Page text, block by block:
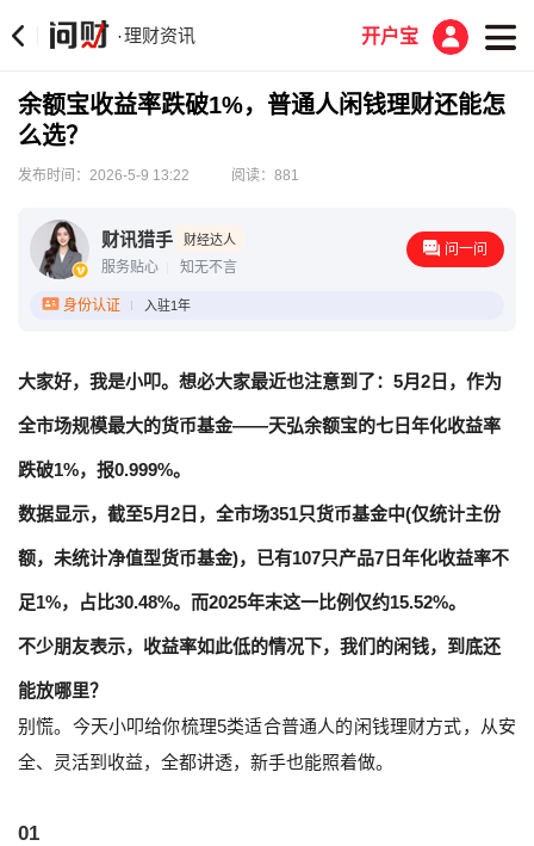
·理财资讯 开户宝
余额宝收益率跌破1%，普通人闲钱理财还能怎
么选？
发布时间：2026-5-9 13:22 阅读：881
‌财讯猎手 财经达人
服务贴心 知无不言
问一问
身份认证 入驻1年
大家好，我是小叩。想必大家最近也注意到了：5月2日，作为
全市场规模最大的货币基金——天弘余额宝的七日年化收益率
跌破1%，报0.999%。
数据显示，截至5月2日，全市场351只货币基金中(仅统计主份
额，未统计净值型货币基金)，已有107只产品7日年化收益率不
足1%，占比30.48%。而2025年末这一比例仅约15.52%。
不少朋友表示，收益率如此低的情况下，我们的闲钱，到底还
能放哪里？
别慌。今天小叩给你梳理5类适合普通人的闲钱理财方式，从安
全、灵活到收益，全都讲透，新手也能照着做。
01